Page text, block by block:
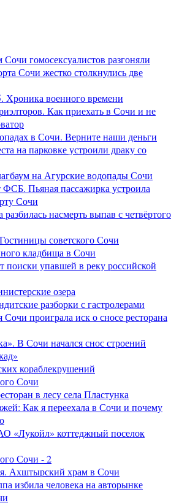
Сочи гомосексуалистов разгоняли
Сочи жестко столкнулись две
Хроника военного времени
Как приехать в Сочи и не
в Сочи. Верните наши деньги
на парковке устроили драку со
на Агурские водопады Сочи
ФСБ. Пьяная пассажирка устроила
Сочи
насмерть выпав с четвёртого
советского Сочи
кладбища в Сочи
поиски упавшей в реку российской
озера
разборки с гастролерами
проиграла иск о сносе ресторана
В Сочи начался снос строений
кораблекрушений
Сочи
в лесу села Пластунка
Как я переехала в Сочи и почему
«Лукойл» коттеджный поселок
Сочи - 2
Ахштырский храм в Сочи
избила человека на авторынке